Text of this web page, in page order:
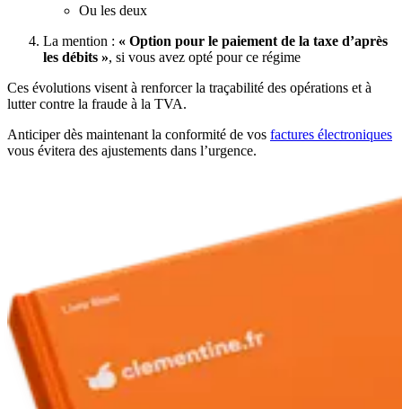
Ou les deux
La mention : « Option pour le paiement de la taxe d’après
les débits », si vous avez opté pour ce régime
Ces évolutions visent à renforcer la traçabilité des opérations et à
lutter contre la fraude à la TVA.
Anticiper dès maintenant la conformité de vos factures électroniques
vous évitera des ajustements dans l’urgence.